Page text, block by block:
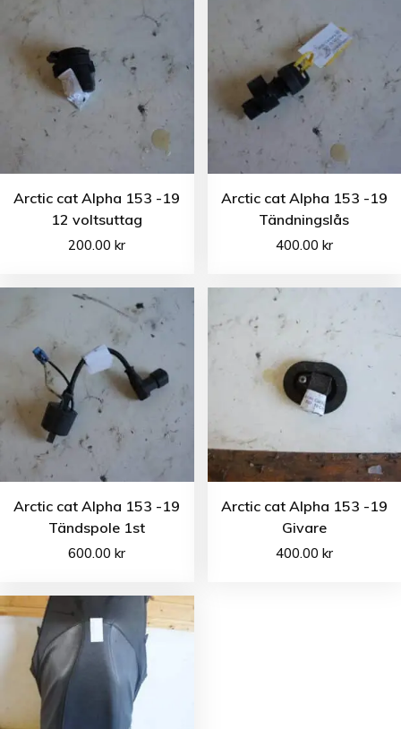
Arctic cat Alpha 153 -19
12 voltsuttag
200.00kr
Arctic cat Alpha 153 -19
Tändningslås
400.00 kr
Arctic cat Alpha 153 -19
Tändspole 1st
600.00kr
Arctic cat Alpha 153 -19
Givare
400.00 kr